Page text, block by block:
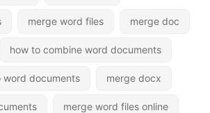
merge word files merge doc
how to combine word documents
word documents merge docx
merge word files online